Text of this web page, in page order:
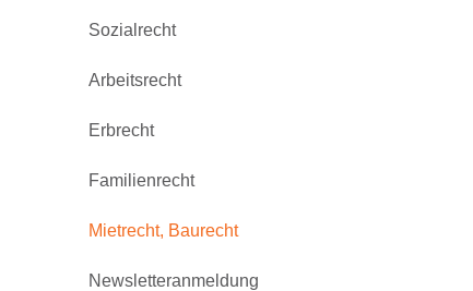
Sozialrecht
Arbeitsrecht
Erbrecht
Familienrecht
Mietrecht, Baurecht
Newsletteranmeldung